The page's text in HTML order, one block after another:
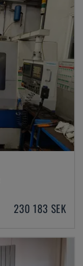
230 183 SEK